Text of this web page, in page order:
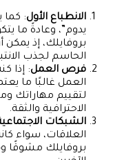
الانطباع الأول: كما
يدوم”، وعادةً ما
بروفايلك، إذ يمكن
الحاسم لجذب
فرص العمل: إذا
العمل غالبًا ما
لتقييم مهاراتك
الاحترافية والثقة.
الشبكات
العلاقات، سواء
بروفايلك مشوقًا